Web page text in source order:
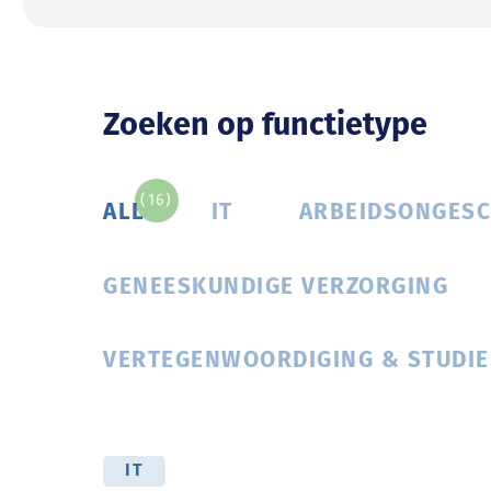
Zoeken op functietype
ALL
(16)
IT
GENEESKUNDIGE VERZORGING
VERTEGENWOORDIGING &
IT